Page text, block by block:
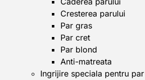
Cresterea parului
Par gras
Par cret
Par blond
Anti-matreata
Ingrijire speciala pentru par